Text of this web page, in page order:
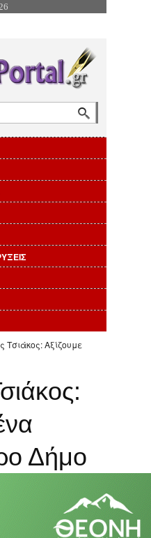
Πλοήγηση
Τσιάκος: Αξίζουμε
Δήμο